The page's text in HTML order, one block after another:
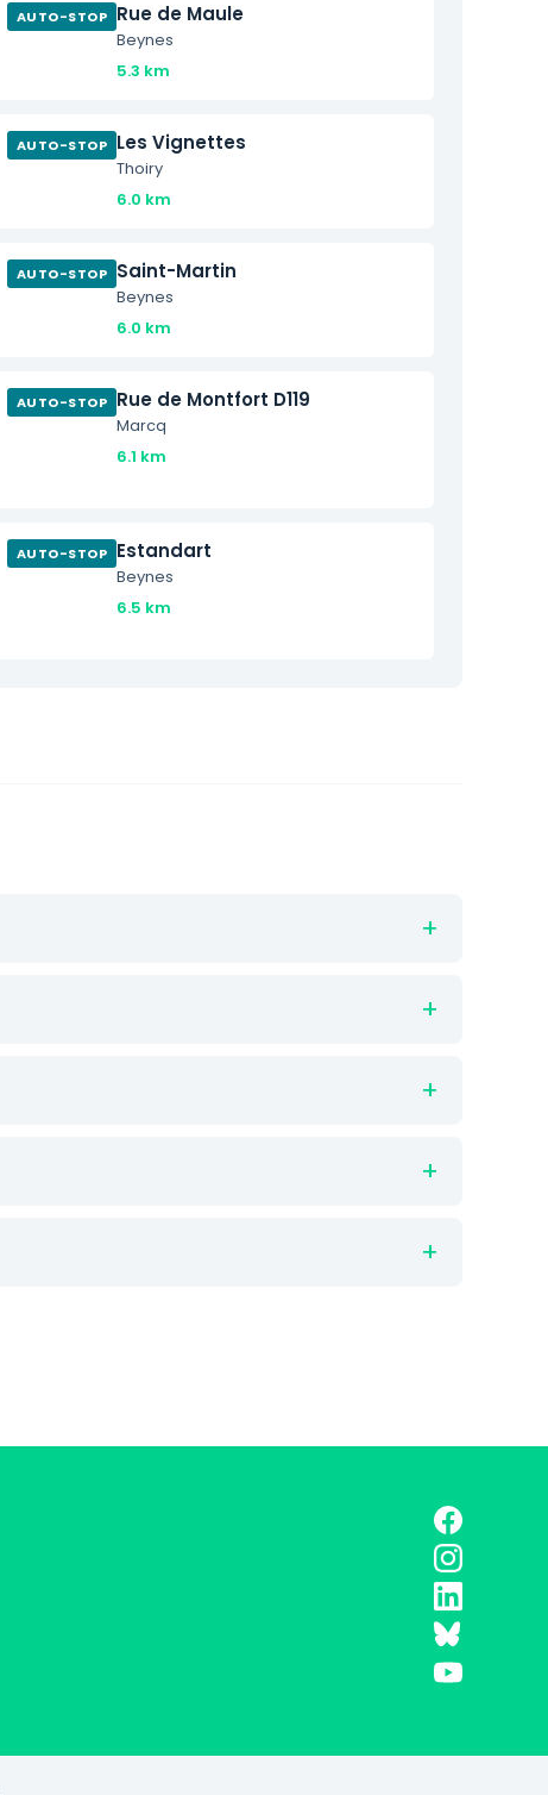
AUTO-STOP Rue de Maule
Beynes
5.3 km
AUTO-STOP Les Vignettes
Thoiry
6.0 km
AUTO-STOP Saint-Martin
Beynes
6.0 km
AUTO-STOP Rue de Montfort D119
Marcq
6.1 km
AUTO-STOP Estandart
Beynes
6.5 km